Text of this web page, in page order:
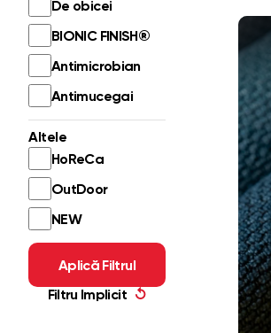
De obicei
BIONIC FINISH®
Antimicrobian
Antimucegai
Altele
HoReCa
OutDoor
NEW
Aplică Filtrul
Filtru Implicit ↺